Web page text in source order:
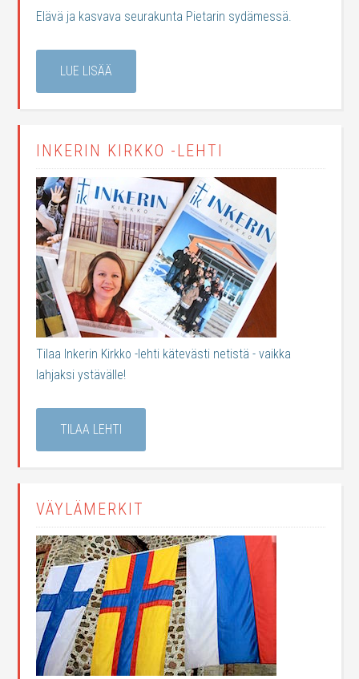
Elävä ja kasvava seurakunta Pietarin sydämessä.
LUE LISÄÄ
INKERIN KIRKKO -LEHTI
Tilaa Inkerin Kirkko -lehti kätevästi netistä - vaikka
lahjaksi ystävälle!
TILAA LEHTI
VÄYLÄMERKIT